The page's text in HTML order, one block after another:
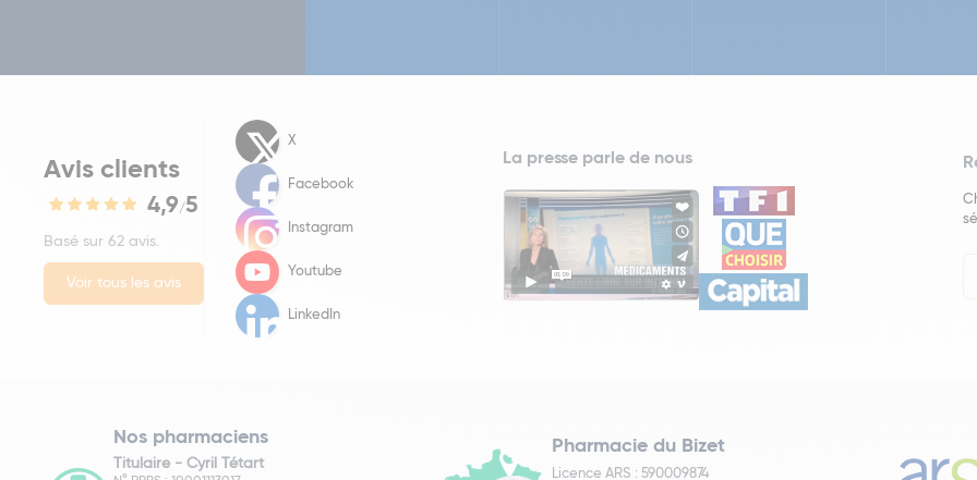
Avis clients
4,9/5
Basé sur 62 avis.
Voir tous les avis
X
Facebook
Instagram
Youtube
LinkedIn
La presse parle de nous
Nos pharmaciens
Titulaire - Cyril Tétart
Pharmacie du Bizet
Licence ARS : 590009874